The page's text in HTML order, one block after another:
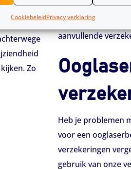
CookiebeleidPrivacy verklaring
Zo
Dit is niet bepaald
opdraaien, kun je
aanvullende
Heb je problemen
voor een
verzekeringen
gebruik van onze